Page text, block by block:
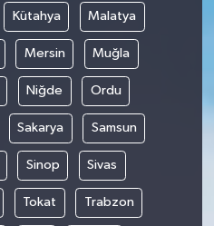
Kütahya Malatya
Mersin Muğla
Niğde Ordu
Sakarya Samsun
Sinop Sivas
Tokat Trabzon